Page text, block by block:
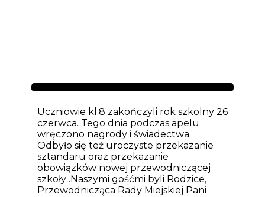
Aktualności
Uczniowie kl.8 zakończyli rok szkolny 26
czerwca. Tego dnia podczas apelu
wręczono nagrody i świadectwa.
Odbyło się też uroczyste przekazanie
sztandaru oraz przekazanie
obowiązków nowej przewodniczącej
szkoły .Naszymi gośćmi byli Rodzice,
Przewodnicząca Rady Miejskiej Pani